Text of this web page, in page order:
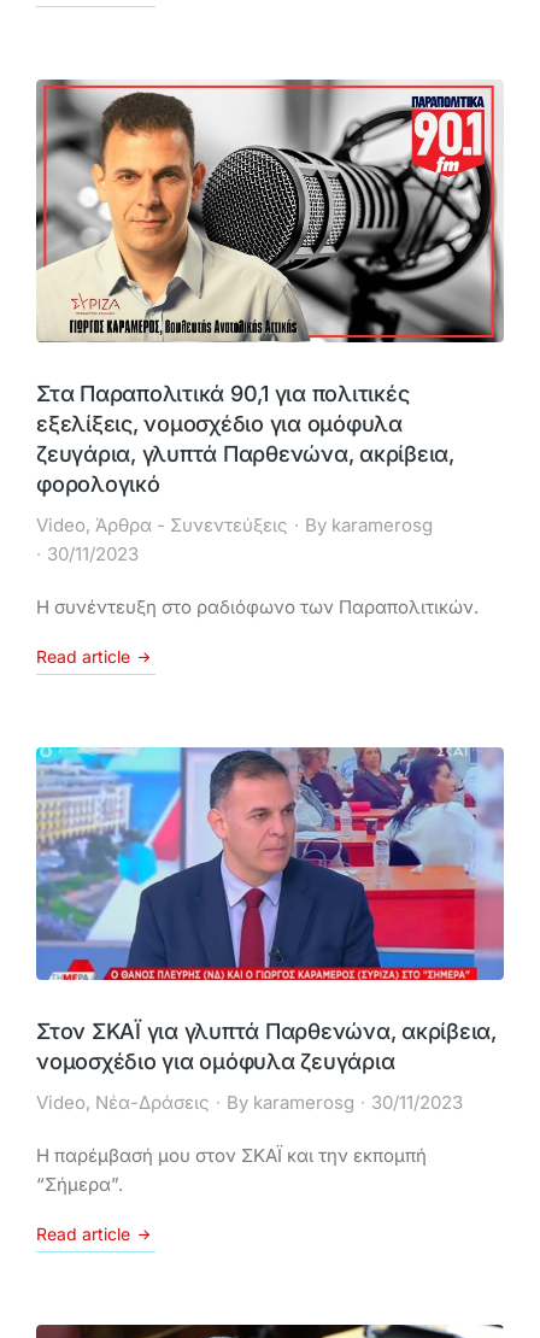
Στα Παραπολιτικά 90,1 για πολιτικές
εξελίξεις, νομοσχέδιο για ομόφυλα
ζευγάρια, γλυπτά Παρθενώνα, ακρίβεια,
φορολογικό
Video, Άρθρα - Συνεντεύξεις By karamerosg
30/11/2023
Η συνέντευξη στο ραδιόφωνο των Παραπολιτικών.
Read article
Στον ΣΚΑΪ για γλυπτά Παρθενώνα, ακρίβεια,
νομοσχέδιο για ομόφυλα ζευγάρια
Video, Νέα-Δράσεις By karamerosg 30/11/2023
Η παρέμβασή μου στον ΣΚΑΪ και την εκπομπή
“Σήμερα”.
Read article